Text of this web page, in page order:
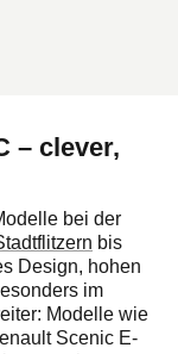
– clever,
bei der
bis
Design, hohen
im
Modelle wie
Scenic E-